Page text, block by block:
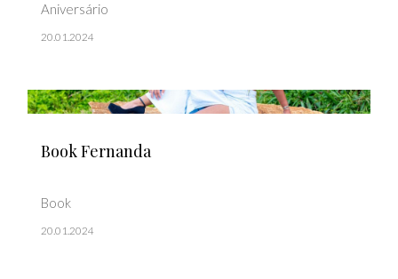
Aniversário
20.01.2024
Book Fernanda
Book
20.01.2024